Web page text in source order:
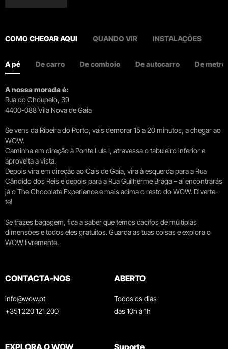
COMO CHEGAR AQUI QUANDO VIR INSTALAÇÕES
A pé De carro De comboio De autocarro De metro
A nossa morada é:
Rua do Choupelo, 39
4400-088 Vila Nova de Gaia
Se vens da Ribeira do Porto, vais demorar 15 a 20 minutos, a chegar ao
WOW.
Caminha em direção à Ponte Luís I, atravessa o tabuleiro inferior e
aproveita a vista.
Depois vira em direção ao Cais de Gaia, vira à esquerda para a Rua
Cândido dos Reis e depois para a Rua Guilherme Braga – aí encontrarás
já o The Chocolate Experience e mais acima o resto do WOW. Diverte-
te!
Se trazes bagagem, fica a saber que temos cacifos de múltiplas
dimensões e todos eles gratuitos. Guarda as tuas coisas e explora o
WOW livremente.
CONTACTA-NOS
info@wow.pt
+351 220 121 200
ABERTO
Todos os dias
das 10h à 1h
EXPLORA O WOW Suporte